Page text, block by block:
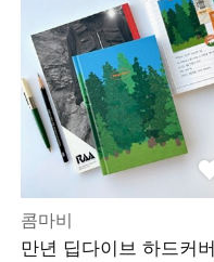
콤마비
만년 딥다이브 하드커버